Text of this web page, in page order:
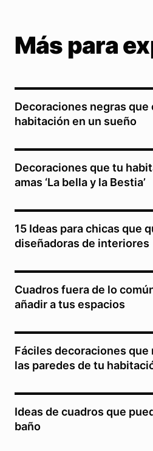
Más para
Decoraciones negras
habitación en un sueño
Decoraciones que tu
amas ‘La bella y la Bestia’
15 Ideas para chicas que
diseñadoras de interiores
Cuadros fuera de lo
añadir a tus espacios
Fáciles decoraciones que
las paredes de tu
Ideas de cuadros que
baño